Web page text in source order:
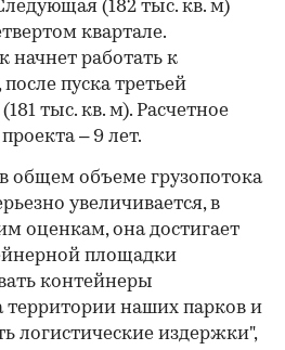
(182 тыс. кв. м)
квартале.
начнет работать к
пуска третьей
тыс. кв. м). Расчетное
– 9 лет.
общем объеме грузопотока
увеличивается, в
оценкам, она достигает
площадки
контейнеры
территории наших парков и
логистические издержки",